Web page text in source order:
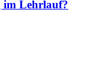
im Lehrlauf?